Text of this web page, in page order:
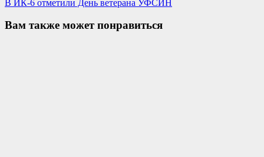
В ИК-6 отметили День ветерана УФСИН
Вам также может понравиться